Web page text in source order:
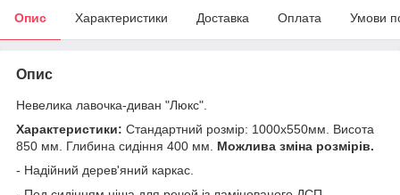
Опис Характеристики Доставка Оплата Умови
Опис
Невелика лавочка-диван "Люкс".
Характеристики: Стандартний розмір: 1000х550мм. Висота
850 мм. Глибина сидіння 400 мм. Можлива зміна розмірів.
- Надійний дерев'яний каркас.